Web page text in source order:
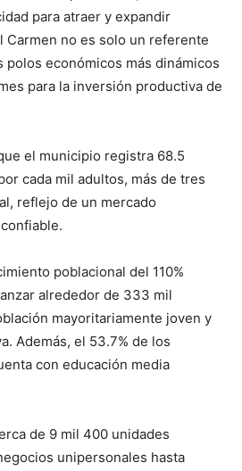
para atraer y expandir
Carmen no es solo un referente
económicos más dinámicos
para la inversión productiva de
el municipio registra 68.5
cada mil adultos, más de tres
reflejo de un mercado
poblacional del 110%
alrededor de 333 mil
mayoritariamente joven y
Además, el 53.7% de los
con educación media
de 9 mil 400 unidades
unipersonales hasta